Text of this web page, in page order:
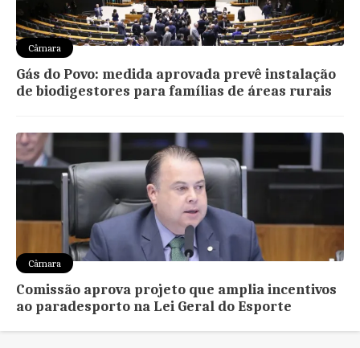
Câmara
Gás do Povo: medida aprovada prevê instalação
de biodigestores para famílias de áreas rurais
Câmara
Comissão aprova projeto que amplia incentivos
ao paradesporto na Lei Geral do Esporte